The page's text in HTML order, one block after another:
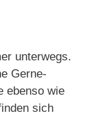
unterwegs.
Gerne-
ebenso wie
sich